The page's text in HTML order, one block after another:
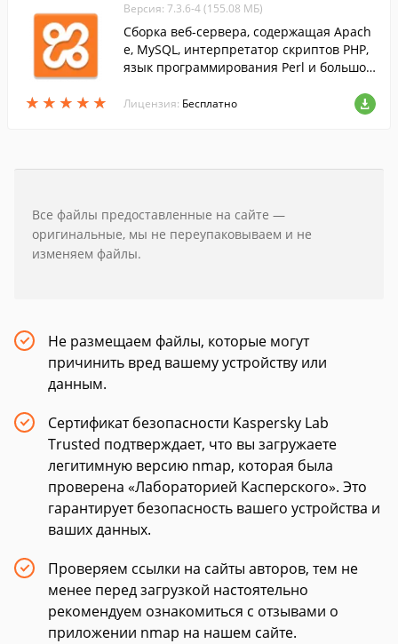
★ ★ ★ ★ ★
★ ★ ★ ★ ★
Версия: 7.3.6-4 (155.08 МБ)
Сборка веб-сервера, содержащая Apach
e, MySQL, интерпретатор скриптов PHP,
язык программирования Perl и большое
позволяющих запустить веб-сервер.
Лицензия: Бесплатно
Все файлы предоставленные на сайте —
оригинальные, мы не переупаковываем и не
изменяем файлы.
Не размещаем файлы, которые могут
причинить вред вашему устройству или
данным.
Сертификат безопасности Kaspersky Lab
Trusted подтверждает, что вы загружаете
легитимную версию nmap, которая была
проверена «Лабораторией Касперского». Это
гарантирует безопасность вашего устройства и
ваших данных.
Проверяем ссылки на сайты авторов, тем не
менее перед загрузкой настоятельно
рекомендуем ознакомиться с отзывами о
приложении nmap на нашем сайте.